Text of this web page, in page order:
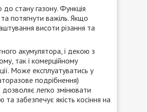
стану газону. Функція
потягнути важіль. Якщо
висоти різання та
акумулятора, і декою з
так і комерційному
Може експлуатуватись у
подрібнення)
дозволяє легко змінювати
забезпечує якість косіння на